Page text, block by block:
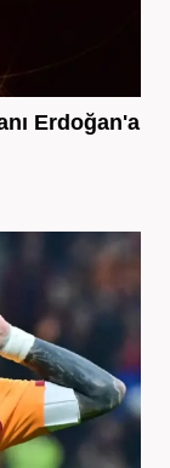
Erdoğan'a